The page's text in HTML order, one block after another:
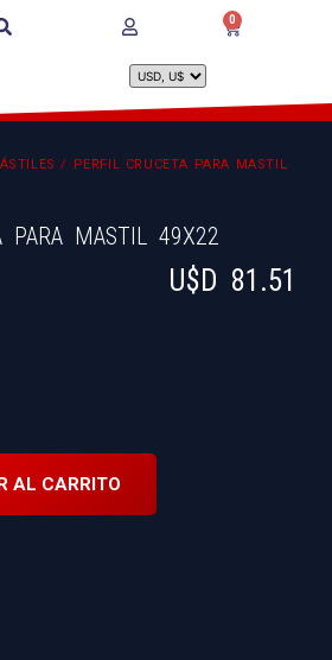
0
/ PERFIL CRUCETA PARA MASTIL
PARA MASTIL 49X22
U$D 81.51
AL CARRITO